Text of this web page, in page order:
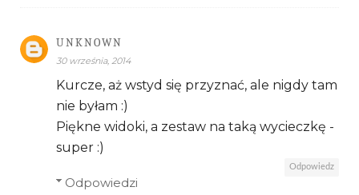
UNKNOWN
30 września, 2014
Kurcze, aż wstyd się przyznać, ale nigdy tam
nie byłam :)
Piękne widoki, a zestaw na taką wycieczkę -
super :)
Odpowiedz
Odpowiedzi